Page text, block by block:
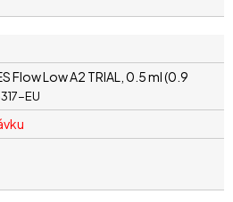
Flow Low A2 TRIAL, 0.5 ml (0.9
EU